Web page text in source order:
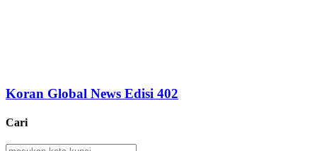
Koran Global News Edisi 402
Cari